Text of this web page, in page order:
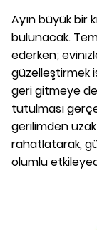
Ayın büyük bir
bulunacak.
ederken;
güzelleştirmek
geri gitmeye
tutulması
gerilimden
rahatlatarak,
olumlu